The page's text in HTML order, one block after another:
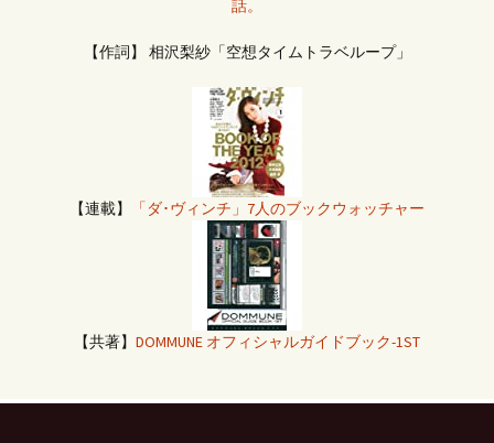
話。
【作詞】 相沢梨紗「空想タイムトラベループ」
【連載】 「ダ･ヴィンチ」7人のブックウォッチャー
【共著】 DOMMUNE オフィシャルガイドブック-1ST